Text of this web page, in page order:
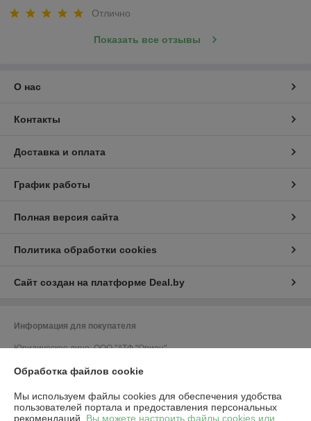
Отлично
Показать все отзывы
О нас
Контакты
Доставка и оплата
График работы
Полная версия сайта
Политика обработки cookies
Сайт создан на платформе Deal.by
Информация для покупателя
Юридическое лицо:ООО "АТФ "Орион"
УНП: 700033502
Обработка файлов cookie
Мы используем файлы cookies для обеспечения удобства
пользователей портала и предоставления персональных
рекомендаций. Вы можете настроить файлы cookies или